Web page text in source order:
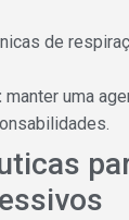
de
manter uma